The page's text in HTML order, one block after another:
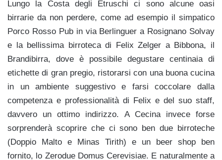
Lungo la Costa degli Etruschi ci sono alcune oasi
birrarie da non perdere, come ad esempio il simpatico
Porco Rosso Pub in via Berlinguer a Rosignano Solvay
e la bellissima birroteca di Felix Zelger a Bibbona, il
Brandibirra, dove è possibile degustare centinaia di
etichette di gran pregio, ristorarsi con una buona cucina
in un ambiente suggestivo e farsi coccolare dalla
competenza e professionalità di Felix e del suo staff,
davvero un ottimo indirizzo. A Cecina invece forse
sorprenderà scoprire che ci sono ben due birroteche
(Doppio Malto e Minas Tirith) e un beer shop ben
fornito, lo Zerodue Domus Cerevisiae. E naturalmente a